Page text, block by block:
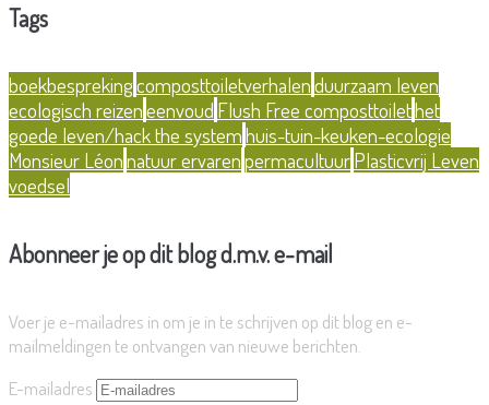
Tags
boekbesprekingcomposttoiletverhalenduurzaam leven
ecologisch reizeneenvoud Flush Free composttoilethet
goede leven/hack the systemhuis-tuin-keuken-ecologie
Monsieur Léonnatuur ervarenpermacultuurPlasticvrij Leven
voedsel
Abonneer je op dit blog d.m.v. e-mail
Voer je e-mailadres in om je in te schrijven op dit blog en e-
mailmeldingen te ontvangen van nieuwe berichten.
E-mailadres